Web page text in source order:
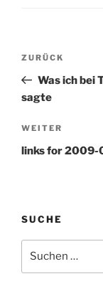
nachhaltiger ist
Vorheriger
Beitrag
ZURÜCK
Was ich bei
sagte
Nächster
Beitrag
WEITER
links for 2009-
SUCHE
nach: